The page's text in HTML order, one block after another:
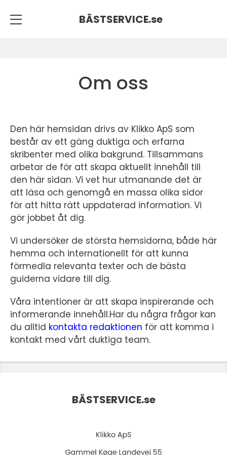
BÄSTSERVICE.se
Om oss
Den här hemsidan drivs av Klikko ApS som
består av ett gäng duktiga och erfarna
skribenter med olika bakgrund. Tillsammans
arbetar de för att skapa aktuellt innehåll till
den här sidan. Vi vet hur utmanande det är
att läsa och genomgå en massa olika sidor
för att hitta rätt uppdaterad information. Vi
gör jobbet åt dig.
Vi undersöker de största hemsidorna, både här
hemma och internationellt för att kunna
förmedla relevanta texter och de bästa
guiderna vidare till dig.
Våra intentioner är att skapa inspirerande och
informerande innehåll.Har du några frågor kan
du alltid kontakta redaktionen för att komma i
kontakt med vårt duktiga team.
BÄSTSERVICE.se